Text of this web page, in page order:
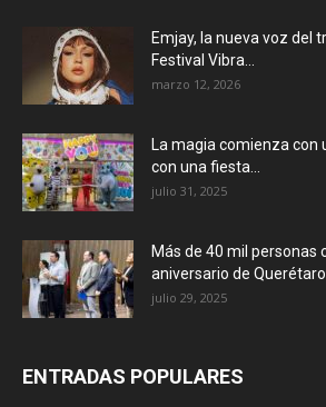
Emjay, la nueva voz del
Festival Vibra...
marzo 12, 2026
La magia comienza con
con una fiesta...
julio 31, 2025
Más de 40 mil personas
aniversario de Querétaro
julio 29, 2025
ENTRADAS POPULARES